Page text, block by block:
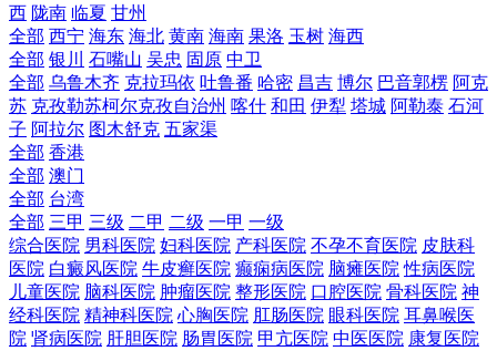
西 陇南 临夏 甘州
全部 西宁 海东 海北 黄南 海南 果洛 玉树 海西
全部 银川 石嘴山 吴忠 固原 中卫
全部 乌鲁木齐 克拉玛依 吐鲁番 哈密 昌吉 博尔 巴音郭楞 阿克
苏 克孜勒苏柯尔克孜自治州 喀什 和田 伊犁 塔城 阿勒泰 石河
子 阿拉尔 图木舒克 五家渠
全部 香港
全部 澳门
全部 台湾
全部 三甲 三级 二甲 二级 一甲 一级
综合医院 男科医院 妇科医院 产科医院 不孕不育医院 皮肤科
医院 白癜风医院 牛皮癣医院 癫痫病医院 脑瘫医院 性病医院
儿童医院 脑科医院 肿瘤医院 整形医院 口腔医院 骨科医院 神
经科医院 精神科医院 心胸医院 肛肠医院 眼科医院 耳鼻喉医
院 肾病医院 肝胆医院 肠胃医院 甲亢医院 中医医院 康复医院